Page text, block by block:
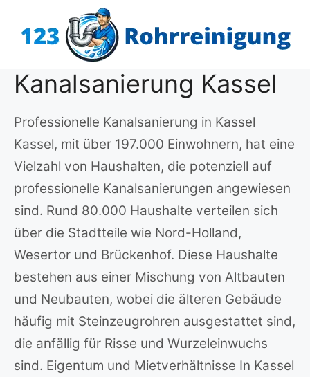
Inhalt
Kanalsanierung Kassel
Professionelle Kanalsanierung in Kassel
Kassel, mit über 197.000 Einwohnern, hat eine
Vielzahl von Haushalten, die potenziell auf
professionelle Kanalsanierungen angewiesen
sind. Rund 80.000 Haushalte verteilen sich
über die Stadtteile wie Nord-Holland,
Wesertor und Brückenhof. Diese Haushalte
bestehen aus einer Mischung von Altbauten
und Neubauten, wobei die älteren Gebäude
häufig mit Steinzeugrohren ausgestattet sind,
die anfällig für Risse und Wurzeleinwuchs
sind. Eigentum und Mietverhältnisse In Kassel